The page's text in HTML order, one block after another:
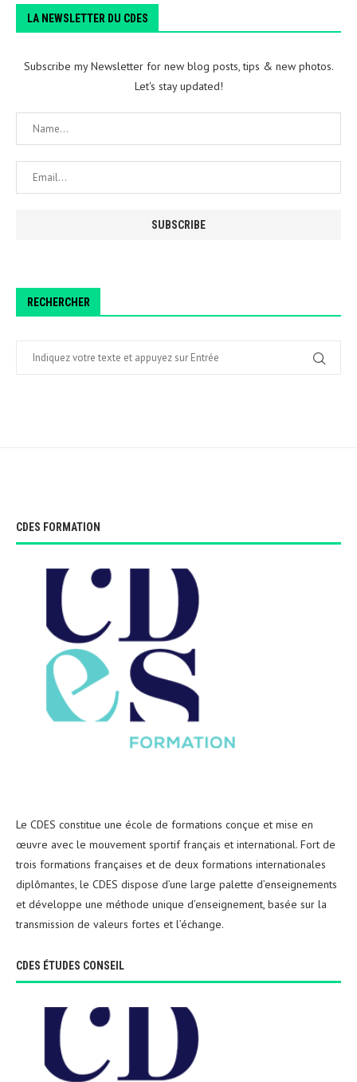
LA NEWSLETTER DU CDES
Subscribe my Newsletter for new blog posts, tips & new photos.
Let's stay updated!
RECHERCHER
CDES FORMATION
Le CDES constitue une école de formations conçue et mise en
œuvre avec le mouvement sportif français et international. Fort de
trois formations françaises et de deux formations internationales
diplômantes, le CDES dispose d’une large palette d’enseignements
et développe une méthode unique d’enseignement, basée sur la
transmission de valeurs fortes et l’échange.
CDES ÉTUDES CONSEIL